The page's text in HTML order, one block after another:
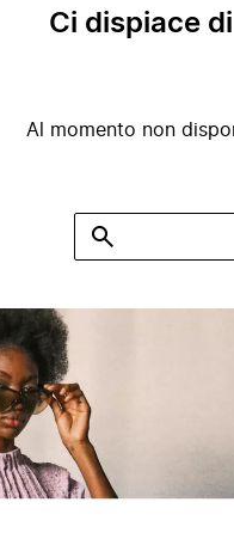
Ci dispiace
Al momento non